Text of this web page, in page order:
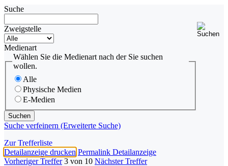
Suche
Zweigstelle
Medienart
Wählen Sie die Medienart nach der Sie suchen
wollen.
Alle
Physische Medien
E-Medien
Suche verfeinern (Erweiterte Suche)
Zur Trefferliste
Detailanzeige drucken Permalink Detailanzeige
Vorheriger Treffer 3 von 10 Nächster Treffer